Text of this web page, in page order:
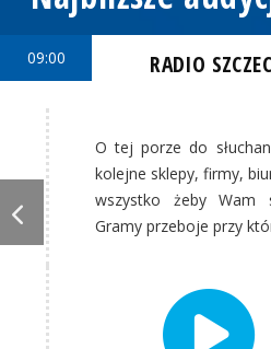
09:00 RADIO
O tej porze do
kolejne sklepy, firmy,
wszystko żeby Wam
Gramy przeboje przy